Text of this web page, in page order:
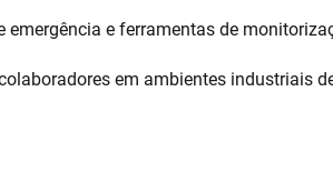
e ferramentas de
em ambientes industriais